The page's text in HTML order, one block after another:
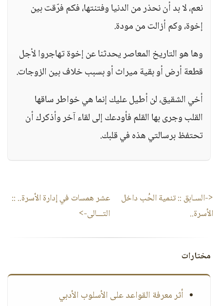
نعم، لا بد أن نحذر من الدنيا وفتنتها، فكم فرّقت بين
إخوة، وكم أزالت من مودة.
وها هو التاريخ المعاصر يحدثنا عن إخوة تهاجروا لأجل
قطعة أرض أو بقية ميراث أو بسبب خلاف بين الزوجات.
أخي الشقيق، لن أطيل عليك إنما هي خواطر ساقها
القلب وجرى بها القلم فأودعك إلى لقاء آخر وأذكرك أن
تحتفظ برسالتي هذه في قلبك.
<-السـابق ::تنمية الحُب داخل
الأسرة..
عشر همسات في إدارة الأسرة.. ::
التـــالى->
مختارات
أثر معرفة القواعد على الأسلوب الأدبي